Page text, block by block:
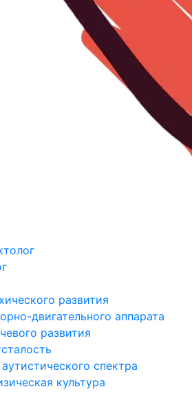
развития
двигательного аппарата
развития
спектра
культура